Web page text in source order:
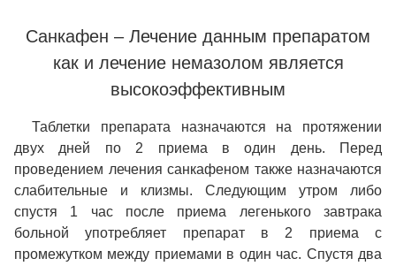
Санкафен – Лечение данным препаратом
как и лечение немазолом является
высокоэффективным
Таблетки препарата назначаются на протяжении
двух дней по 2 приема в один день. Перед
проведением лечения санкафеном также назначаются
слабительные и клизмы. Следующим утром либо
спустя 1 час после приема легенького завтрака
больной употребляет препарат в 2 приема с
промежутком между приемами в один час. Спустя два